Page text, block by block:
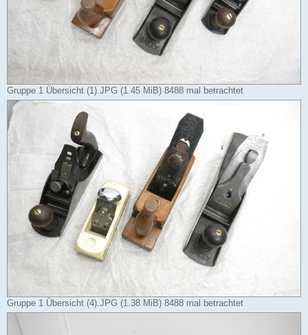
Gruppe 1 Übersicht (1).JPG (1.45 MiB) 8488 mal betrachtet
Gruppe 1 Übersicht (4).JPG (1.38 MiB) 8488 mal betrachtet